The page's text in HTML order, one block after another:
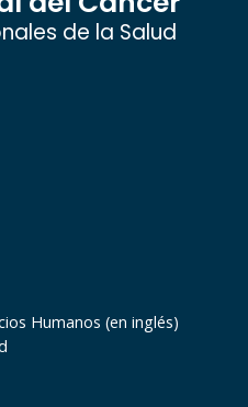
de la Salud
Humanos (en inglés)